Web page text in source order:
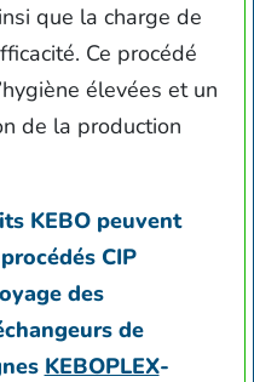
que la charge de
Ce procédé
élevées et un
de la production
KEBO peuvent
CIP
des
de
KEBOPLEX-